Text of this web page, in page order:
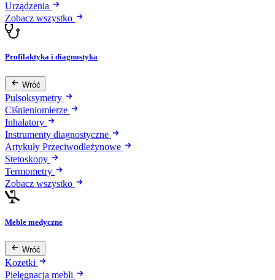
Urządzenia
Zobacz wszystko
Profilaktyka i diagnostyka
Wróć
Pulsoksymetry
Ciśnieniomierze
Inhalatory
Instrumenty diagnostyczne
Artykuły Przeciwodleżynowe
Stetoskopy
Termometry
Zobacz wszystko
Meble medyczne
Wróć
Kozetki
Pielęgnacja mebli